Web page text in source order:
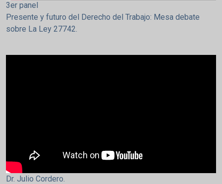
3er panel
Presente y futuro del Derecho del Trabajo: Mesa debate
sobre La Ley 27742.
Dr. Julio Cordero.